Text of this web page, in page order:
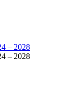
– 2028
– 2028